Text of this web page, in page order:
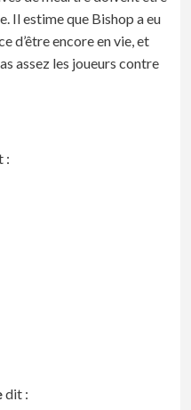
Il estime que Bishop a eu
d’être encore en vie, et
assez les joueurs contre
:
dit :